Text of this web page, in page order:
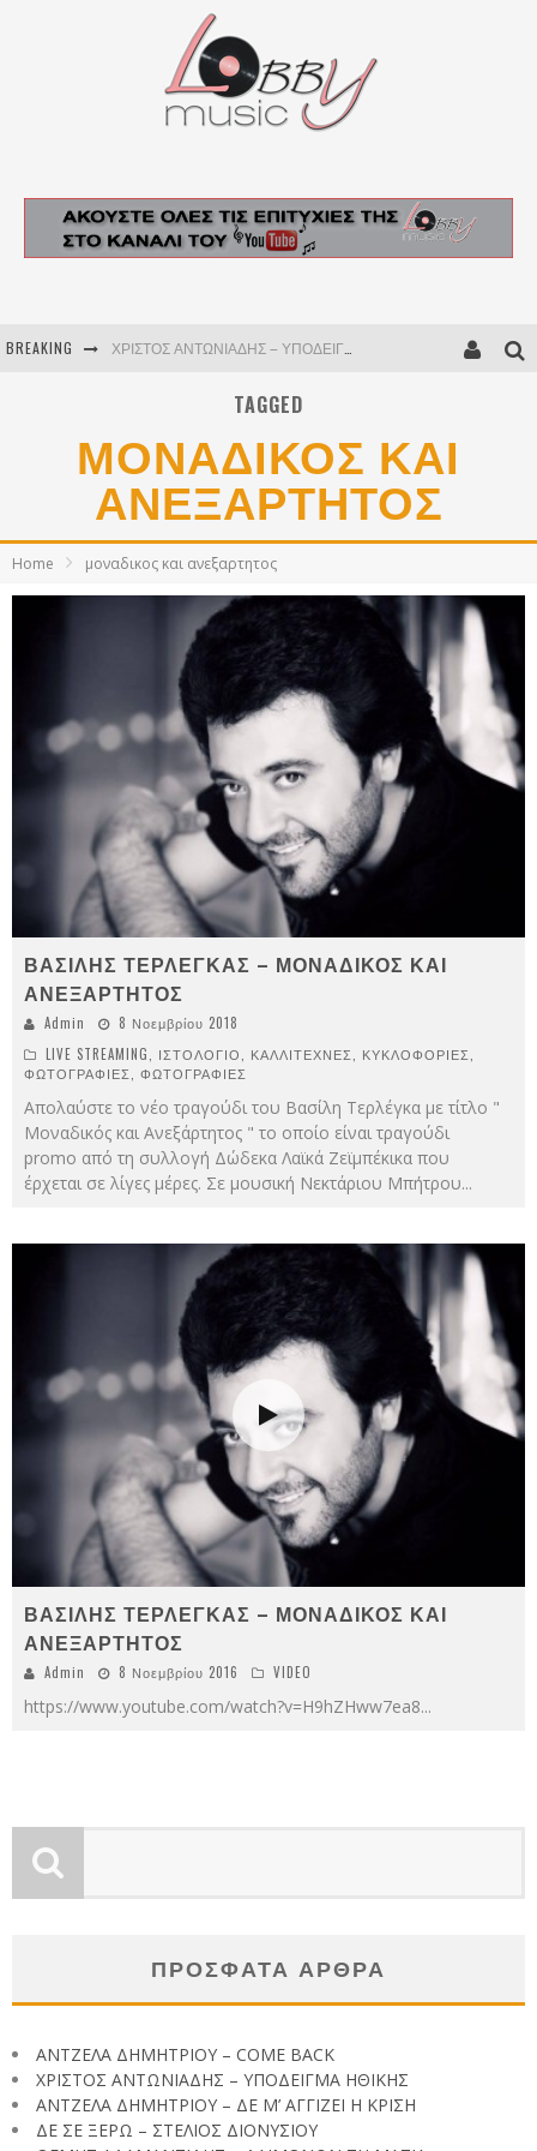
BREAKING
ΔΕ ΣΕ ΞΕΡΩ – ΣΤΕΛΙΟΣ ΔΙΟΝΥΣΙΟΥ
ΑΝΤΖΕΛΑ ΔΗΜΗΤΡΙΟΥ – COME BACK
TAGGED
ΜΟΝΑΔΙΚΟΣ ΚΑΙ
ΑΝΕΞΑΡΤΗΤΟΣ
Home μοναδικος και ανεξαρτητος
ΒΑΣΙΛΗΣ ΤΕΡΛΕΓΚΑΣ – ΜΟΝΑΔΙΚΟΣ ΚΑΙ
ΑΝΕΞΑΡΤΗΤΟΣ
Admin
8 Νοεμβρίου 2018
LIVE STREAMING, ΙΣΤΟΛΟΓΙΟ, ΚΑΛΛΙΤΕΧΝΕΣ, ΚΥΚΛΟΦΟΡΙΕΣ,
ΦΩΤΟΓΡΑΦΙΕΣ, ΦΩΤΟΓΡΑΦΙΕΣ
Απολαύστε το νέο τραγούδι του Βασίλη Τερλέγκα με τίτλο "
Μοναδικός και Ανεξάρτητος " το οποίο είναι τραγούδι
promo από τη συλλογή Δώδεκα Λαϊκά Ζεϊμπέκικα που
έρχεται σε λίγες μέρες. Σε μουσική Νεκτάριου Μπήτρου...
ΒΑΣΙΛΗΣ ΤΕΡΛΕΓΚΑΣ – ΜΟΝΑΔΙΚΟΣ ΚΑΙ
ΑΝΕΞΑΡΤΗΤΟΣ
Admin 8 Νοεμβρίου 2016 VIDEO
https://www.youtube.com/watch?v=H9hZHww7ea8...
ΠΡΟΣΦΑΤΑ ΑΡΘΡΑ
ΑΝΤΖΕΛΑ ΔΗΜΗΤΡΙΟΥ – COME BACK
ΧΡΙΣΤΟΣ ΑΝΤΩΝΙΑΔΗΣ – ΥΠΟΔΕΙΓΜΑ ΗΘΙΚΗΣ
ΑΝΤΖΕΛΑ ΔΗΜΗΤΡΙΟΥ – ΔΕ Μ’ ΑΓΓΙΖΕΙ Η ΚΡΙΣΗ
ΔΕ ΣΕ ΞΕΡΩ – ΣΤΕΛΙΟΣ ΔΙΟΝΥΣΙΟΥ